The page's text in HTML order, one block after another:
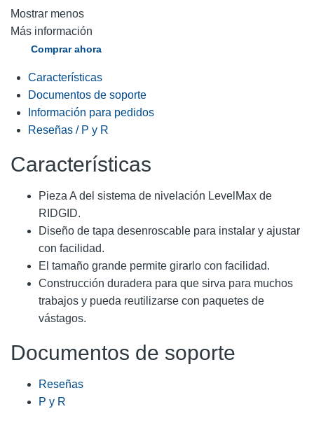
Mostrar menos
Más información
Comprar ahora
Características
Documentos de soporte
Información para pedidos
Reseñas / P y R
Características
Pieza A del sistema de nivelación LevelMax de
RIDGID.
Diseño de tapa desenroscable para instalar y ajustar
con facilidad.
El tamaño grande permite girarlo con facilidad.
Construcción duradera para que sirva para muchos
trabajos y pueda reutilizarse con paquetes de
vástagos.
Documentos de soporte
Reseñas
P y R